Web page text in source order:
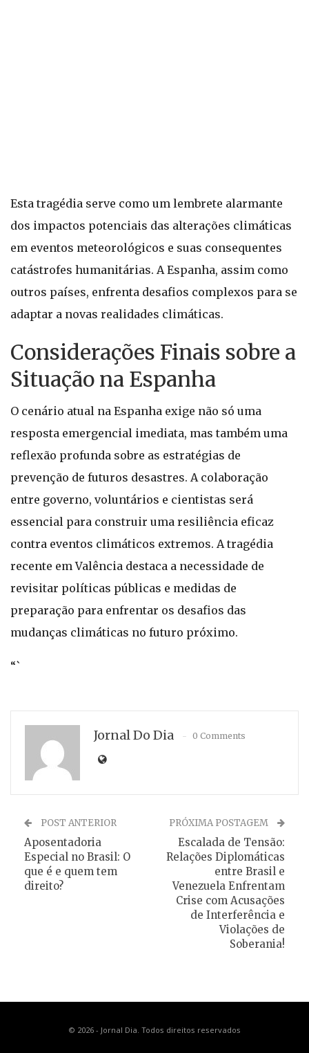
Esta tragédia serve como um lembrete alarmante
dos impactos potenciais das alterações climáticas
em eventos meteorológicos e suas consequentes
catástrofes humanitárias. A Espanha, assim como
outros países, enfrenta desafios complexos para se
adaptar a novas realidades climáticas.
Considerações Finais sobre a
Situação na Espanha
O cenário atual na Espanha exige não só uma
resposta emergencial imediata, mas também uma
reflexão profunda sobre as estratégias de
prevenção de futuros desastres. A colaboração
entre governo, voluntários e cientistas será
essencial para construir uma resiliência eficaz
contra eventos climáticos extremos. A tragédia
recente em Valência destaca a necessidade de
revisitar políticas públicas e medidas de
preparação para enfrentar os desafios das
mudanças climáticas no futuro próximo.
“`
Jornal Do Dia 0 Comments
POST ANTERIOR
Aposentadoria
Especial no Brasil: O
que é e quem tem
direito?
PRÓXIMA POSTAGEM
Escalada de Tensão:
Relações Diplomáticas
entre Brasil e
Venezuela Enfrentam
Crise com Acusações
de Interferência e
Violações de
Soberania!
© 2026 - Jornal Dia. Todos direitos reservados